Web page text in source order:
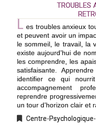
TROUBLES
L es troubles anxieux
et peuvent avoir un
le sommeil, le travail, la
existe aujourd’hui de
les comprendre, les
satisfaisante.
identifier ce qui
accompagnement
reprendre
un tour d’horizon clair et
Centre-